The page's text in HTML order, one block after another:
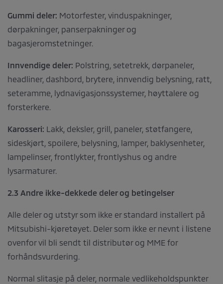
Gummi deler: Motorfester, vinduspakninger,
dørpakninger, panserpakninger og
bagasjeromstetninger.
Innvendige deler: Polstring, setetrekk, dørpaneler,
headliner, dashbord, brytere, innvendig belysning, ratt,
seteramme, lydnavigasjonssystemer, høyttalere og
forsterkere.
Karosseri: Lakk, deksler, grill, paneler, støtfangere,
sideskjørt, spoilere, belysning, lamper, baklysenheter,
lampelinser, frontlykter, frontlyshus og andre
lysarmaturer.
2.3 Andre ikke-dekkede deler og betingelser
Alle deler og utstyr som ikke er standard installert på
Mitsubishi-kjøretøyet. Deler som ikke er nevnt i listene
ovenfor vil bli sendt til distributør og MME for
forhåndsvurdering.
Normal slitasje på deler, normale vedlikeholdspunkter